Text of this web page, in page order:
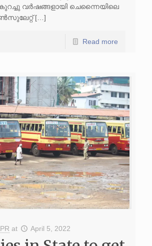
വർഷങ്ങളായി ചെന്നൈയിലെ
[…]
Read more
at April 5, 2022